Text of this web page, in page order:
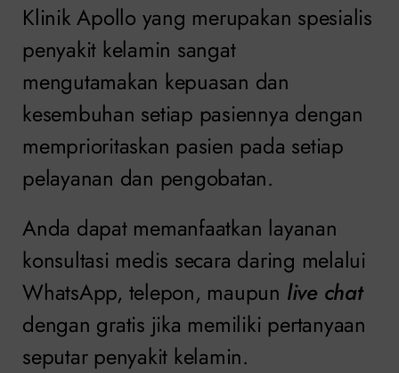
Klinik Apollo yang merupakan spesialis
penyakit kelamin sangat
mengutamakan kepuasan dan
kesembuhan setiap pasiennya dengan
memprioritaskan pasien pada setiap
pelayanan dan pengobatan.
Anda dapat memanfaatkan layanan
konsultasi medis secara daring melalui
WhatsApp, telepon, maupun live chat
dengan gratis jika memiliki pertanyaan
seputar penyakit kelamin.